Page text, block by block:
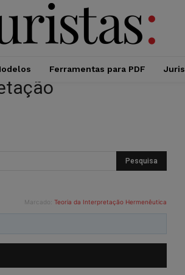
Ferramentas para PDF
Marcado: Teoria da Interpretação Hermenêutica